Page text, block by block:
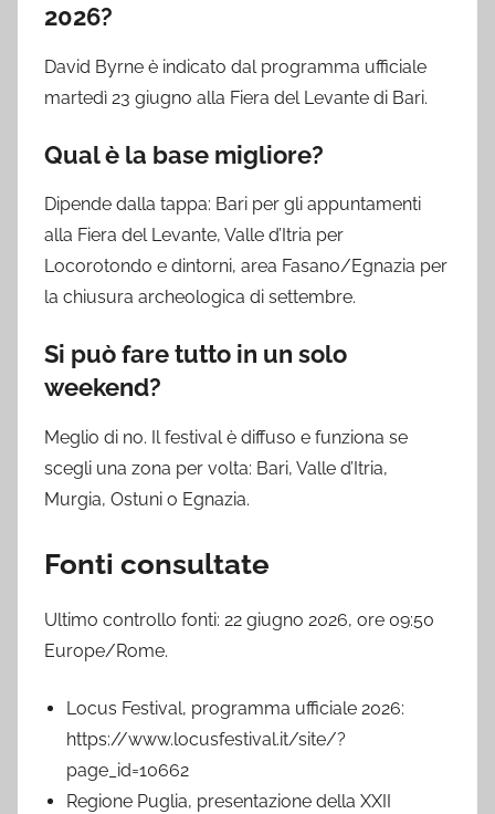
2026?
David Byrne è indicato dal programma ufficiale
martedì 23 giugno alla Fiera del Levante di Bari.
Qual è la base migliore?
Dipende dalla tappa: Bari per gli appuntamenti
alla Fiera del Levante, Valle d’Itria per
Locorotondo e dintorni, area Fasano/Egnazia per
la chiusura archeologica di settembre.
Si può fare tutto in un solo
weekend?
Meglio di no. Il festival è diffuso e funziona se
scegli una zona per volta: Bari, Valle d’Itria,
Murgia, Ostuni o Egnazia.
Fonti consultate
Ultimo controllo fonti: 22 giugno 2026, ore 09:50
Europe/Rome.
Locus Festival, programma ufficiale 2026:
https://www.locusfestival.it/site/?
page_id=10662
Regione Puglia, presentazione della XXII